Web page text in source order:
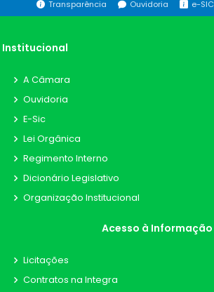
Transparência Ouvidoria e-SIC
Institucional
A Câmara
Ouvidoria
E-Sic
Lei Orgânica
Regimento Interno
Dicionário Legislativo
Organização Institucional
Acesso à Informação
Licitações
Contratos na Integra